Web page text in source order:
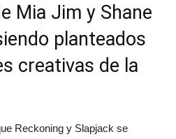
Mia Jim y Shane
planteados
creativas de la
Reckoning y Slapjack se